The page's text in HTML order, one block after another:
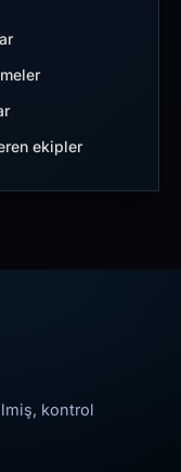
ekipler
kontrol